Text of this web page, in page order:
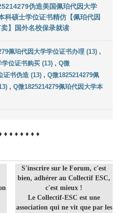
伪造美国佩珀代因大学
硕士学位证书精仿【佩珀代因
】国外名校保录就读
佩珀代因大学学位证书办理 (13) ,
位证书购买 (13) , Q微
证书伪造 (13) , Q微1825214279佩
, Q微1825214279佩珀代因大学本
♦ ♦ ♦ ♦ ♦ ♦ ♦
S'inscrire sur le Forum, c'est
bien, adhérer au Collectif ESC,
c'est mieux !
Le Collectif-ESC est une
association qui ne vit que par les